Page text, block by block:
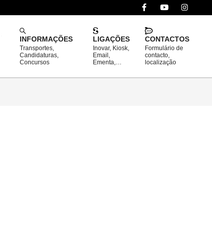
INFORMAÇÕES
Transportes,
Candidaturas,
Concursos
LIGAÇÕES
Inovar, Kiosk,
Email,
Ementa,…
CONTACTOS
Formulário de
contacto,
localização